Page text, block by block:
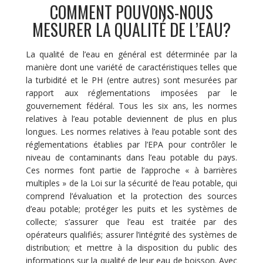
COMMENT POUVONS-NOUS
MESURER LA QUALITÉ DE L’EAU?
La qualité de l’eau en général est déterminée par la
manière dont une variété de caractéristiques telles que
la turbidité et le PH (entre autres) sont mesurées par
rapport aux réglementations imposées par le
gouvernement fédéral. Tous les six ans, les normes
relatives à l’eau potable deviennent de plus en plus
longues. Les normes relatives à l’eau potable sont des
réglementations établies par l’EPA pour contrôler le
niveau de contaminants dans l’eau potable du pays.
Ces normes font partie de l’approche « à barrières
multiples » de la Loi sur la sécurité de l’eau potable, qui
comprend l’évaluation et la protection des sources
d’eau potable; protéger les puits et les systèmes de
collecte; s’assurer que l’eau est traitée par des
opérateurs qualifiés; assurer l’intégrité des systèmes de
distribution; et mettre à la disposition du public des
informations sur la qualité de leur eau de boisson. Avec